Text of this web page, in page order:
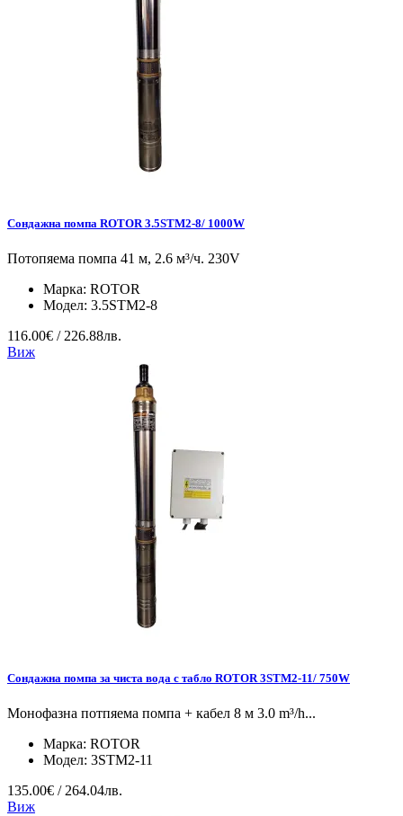
Сондажна помпа ROTOR 3.5STM2-8/ 1000W
Потопяема помпа 41 м, 2.6 м³/ч. 230V
Марка: ROTOR
Модел: 3.5STM2-8
116.00€ / 226.88лв.
Виж
Сондажна помпа за чиста вода с табло ROTOR 3STM2-11/ 750W
Монофазна потпяема помпа + кабел 8 м 3.0 m³/h...
Марка: ROTOR
Модел: 3STM2-11
135.00€ / 264.04лв.
Виж